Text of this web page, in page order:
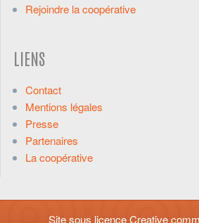
Rejoindre la coopérative
LIENS
Contact
Mentions légales
Presse
Partenaires
La coopérative
Site sous licenceCreative